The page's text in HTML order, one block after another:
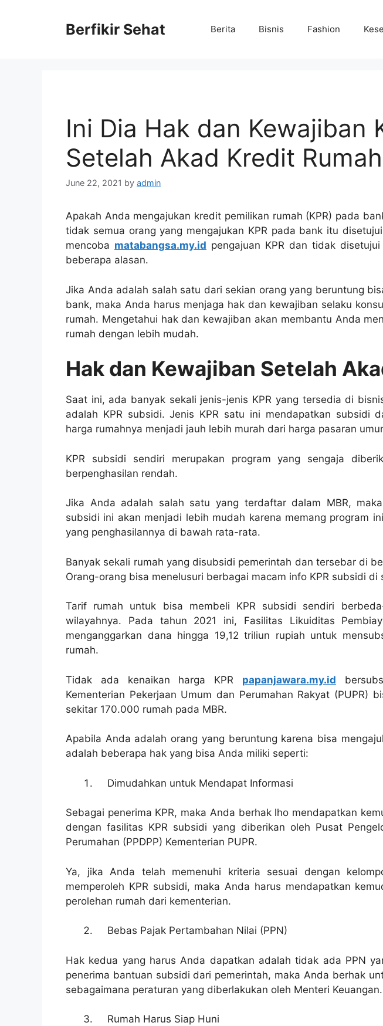
Berfikir Sehat Berita Bisnis Fashion
Ini Dia Hak dan Kewajiban
Setelah Akad Kredit Rumah
June 22, 2021 by admin
Apakah Anda mengajukan kredit pemilikan rumah (KPR) pada
tidak semua orang yang mengajukan KPR pada bank itu
mencoba matabangsa.my.id pengajuan KPR dan tidak
beberapa alasan.
Jika Anda adalah salah satu dari sekian orang yang beruntung
bank, maka Anda harus menjaga hak dan kewajiban selaku
rumah. Mengetahui hak dan kewajiban akan membantu Anda
rumah dengan lebih mudah.
Hak dan Kewajiban Setelah
Saat ini, ada banyak sekali jenis-jenis KPR yang tersedia di
adalah KPR subsidi. Jenis KPR satu ini mendapatkan subsidi
harga rumahnya menjadi jauh lebih murah dari harga pasaran
KPR subsidi sendiri merupakan program yang sengaja
berpenghasilan rendah.
Jika Anda adalah salah satu yang terdaftar dalam MBR,
subsidi ini akan menjadi lebih mudah karena memang program
yang penghasilannya di bawah rata-rata.
Banyak sekali rumah yang disubsidi pemerintah dan tersebar di
Orang-orang bisa menelusuri berbagai macam info KPR subsidi di
Tarif rumah untuk bisa membeli KPR subsidi sendiri
wilayahnya. Pada tahun 2021 ini, Fasilitas Likuiditas
menganggarkan dana hingga 19,12 triliun rupiah untuk
rumah.
Tidak ada kenaikan harga KPR papanjawara.my.id
Kementerian Pekerjaan Umum dan Perumahan Rakyat (PUPR)
sekitar 170.000 rumah pada MBR.
Apabila Anda adalah orang yang beruntung karena bisa
adalah beberapa hak yang bisa Anda miliki seperti:
Dimudahkan untuk Mendapat Informasi
Sebagai penerima KPR, maka Anda berhak lho mendapatkan
dengan fasilitas KPR subsidi yang diberikan oleh Pusat
Perumahan (PPDPP) Kementerian PUPR.
Ya, jika Anda telah memenuhi kriteria sesuai dengan
memperoleh KPR subsidi, maka Anda harus mendapatkan
perolehan rumah dari kementerian.
Bebas Pajak Pertambahan Nilai (PPN)
Hak kedua yang harus Anda dapatkan adalah tidak ada PPN
penerima bantuan subsidi dari pemerintah, maka Anda berhak
sebagaimana peraturan yang diberlakukan oleh Menteri Keuangan.
Rumah Harus Siap Huni